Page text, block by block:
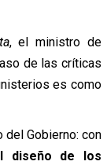
, el ministro de
de las críticas
es como
Gobierno: con
diseño de los